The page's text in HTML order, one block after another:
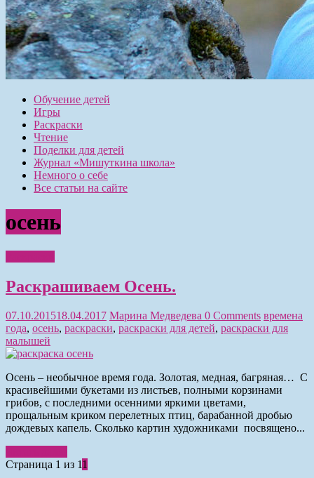
Обучение детей
Игры
Раскраски
Чтение
Поделки для детей
Журнал «Мишуткина школа»
Немного о себе
Все статьи на сайте
осень
Раскрашиваем Осень.
07.10.201518.04.2017 Марина Медведева 0 Comments времена
года, осень, раскраски, раскраски для детей, раскраски для
малышей
Осень – необычное время года. Золотая, медная, багряная… С
красивейшими букетами из листьев, полными корзинами
грибов, с последними осенними яркими цветами,
прощальным криком перелетных птиц, барабанной дробью
дождевых капель. Сколько картин художниками посвящено...
Страница 1 из 11